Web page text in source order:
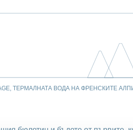
ТЕРМАЛНАТА ВОДА НА ФРЕНСКИТЕ